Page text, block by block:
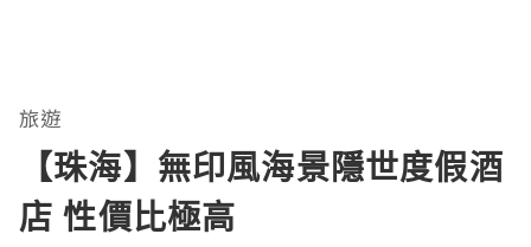
旅遊
【珠海】無印風海景隱世度假酒
店 性價比極高